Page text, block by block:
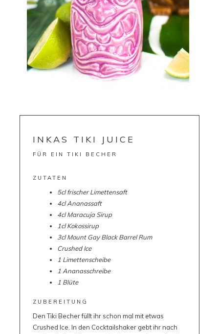
INKAS TIKI JUICE
FÜR EIN TIKI BECHER
ZUTATEN
5cl frischer Limettensaft
4cl Ananassaft
4cl Maracuja Sirup
1cl Kokossirup
3clMount Gay Black Barrel Rum
Crushed Ice
1 Limettenscheibe
1 Ananasschreibe
1 Blüte
ZUBEREITUNG
Den Tiki Becher füllt ihr schon mal mit etwas
Crushed Ice. In den Cocktailshaker gebt ihr nach